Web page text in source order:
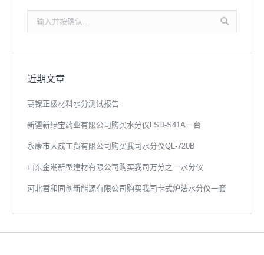
索：
近期文章
高镍正极材料水分测试报告
新疆新绿宝药业有限公司购买水分仪LSD-S41A一台
永康市大成工贸有限公司购买我司水分仪QL-720B
山东金潮新型建材有限公司购买我司万分之一水分仪
河北君和同创新能源有限公司购买我司卡式炉法水分仪一套